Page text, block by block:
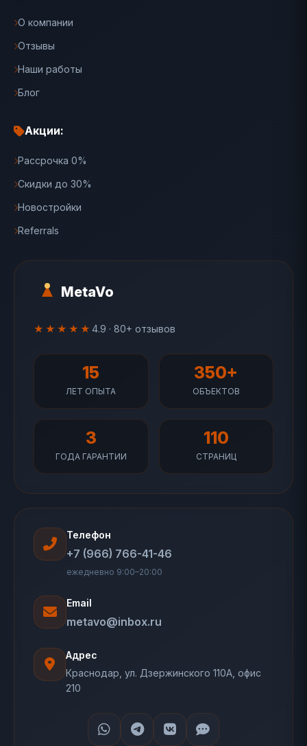
MetaVo
★★★★★ 4.9 · 80+ отзывов
15
ЛЕТ ОПЫТА
350+
ОБЪЕКТОВ
3
ГОДА ГАРАНТИИ
110
СТРАНИЦ
О компании
Отзывы
Наши работы
Блог
Акции:
Рассрочка 0%
Скидки до 30%
Новостройки
Referrals
Телефон
+7 (966) 766-41-46
ежедневно 9:00–20:00
Email
metavo@inbox.ru
Адрес
Краснодар, ул. Дзержинского 110А, офис
210